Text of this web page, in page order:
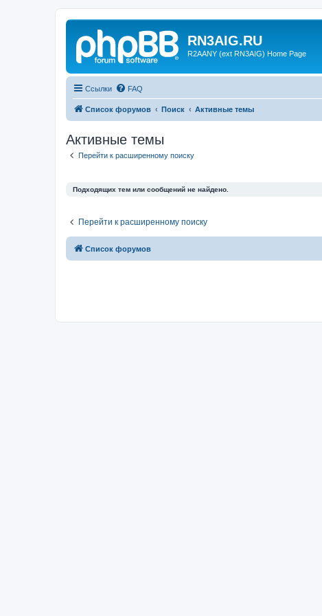
RN3AIG.RU
R2AANY (ext RN3AIG) Home Page
Ссылки FAQ
Список форумов Поиск Активные темы
Активные темы
Перейти к расширенному поиску
Подходящих тем или сообщений не найдено.
Перейти к расширенному поиску
Список форумов